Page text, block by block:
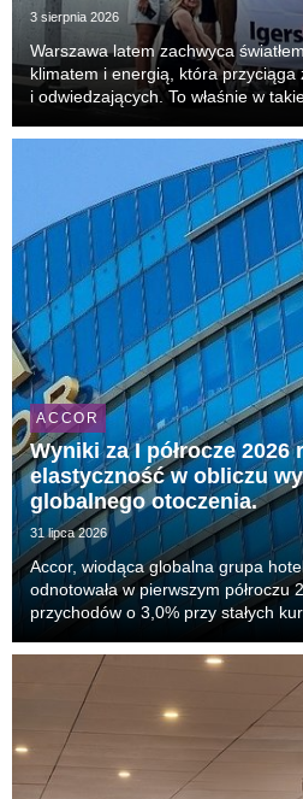
3 sierpnia 2026
Warszawa latem zachwyca
klimatem i energią, która przyciąga
i odwiedzających. To właśnie w
Warszawa Centrum na
ACCOR
Wyniki za I półrocze 2026
elastyczność w obliczu
globalnego otoczenia.
31 lipca 2026
Accor, wiodąca globalna grupa
odnotowała w pierwszym półroczu
przychodów o 3,0% przy stałych
wskaźnika EBITDA o 6,5%.
(przychód na...